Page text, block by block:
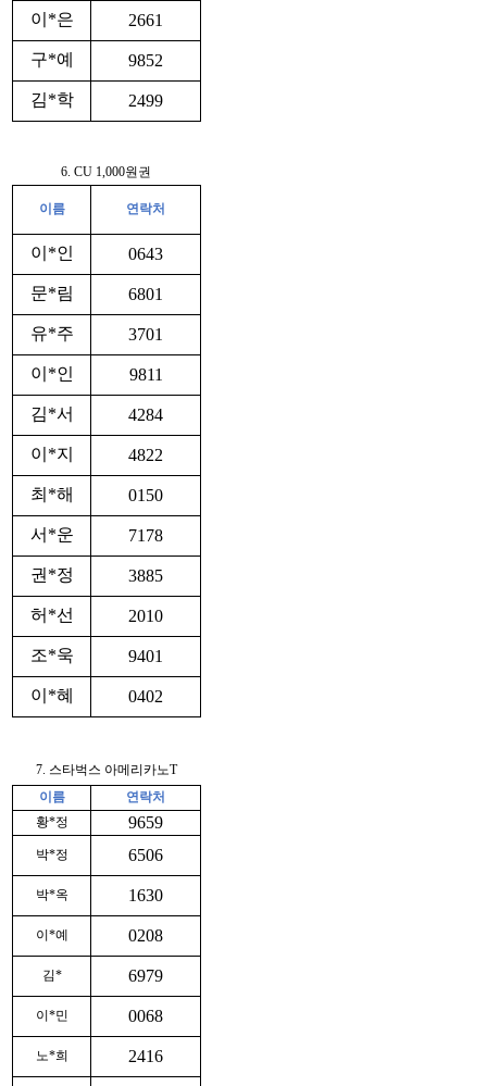
이*은 2661
구*예 9852
김*학 2499
6. CU 1,000원권
이름 연락처
이*인 0643
문*림 6801
유*주 3701
이*인 9811
김*서 4284
이*지 4822
최*해 0150
서*운 7178
권*정 3885
허*선 2010
조*욱 9401
이*혜 0402
7. 스타벅스 아메리카노T
이름
연락처
황*정
9659
박*정 6506
박*옥 1630
이*예 0208
김* 6979
이*민 0068
노*희 2416